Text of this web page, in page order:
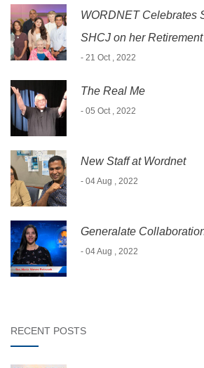
WORDNET Celebrates
SHCJ on her Retirement
- 21 Oct , 2022
The Real Me
- 05 Oct , 2022
New Staff at Wordnet
- 04 Aug , 2022
Generalate
- 04 Aug , 2022
RECENT POSTS